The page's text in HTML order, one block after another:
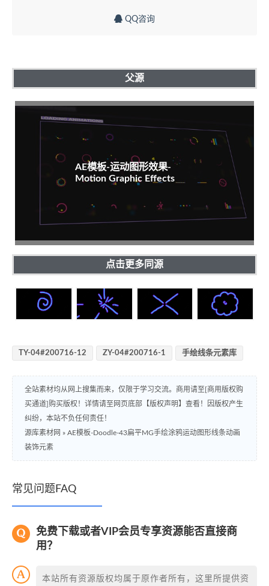
QQ咨询
父源
AE模板-运动图形效果-
Motion Graphic Effects
点击更多同源
TY-04#200716-12 ZY-04#200716-1 手绘线条元素库
全站素材均从网上搜集而来，仅限于学习交流。商用请至[商用版权购
买通道]购买版权！详情请至网页底部【版权声明】查看！因版权产生
纠纷，本站不负任何责任！
源库素材网 » AE模板-Doodle-43扁平MG手绘涂鸦运动图形线条动画
装饰元素
常见问题FAQ
免费下载或者VIP会员专享资源能否直接商
用？
本站所有资源版权均属于原作者所有，这里所提供资